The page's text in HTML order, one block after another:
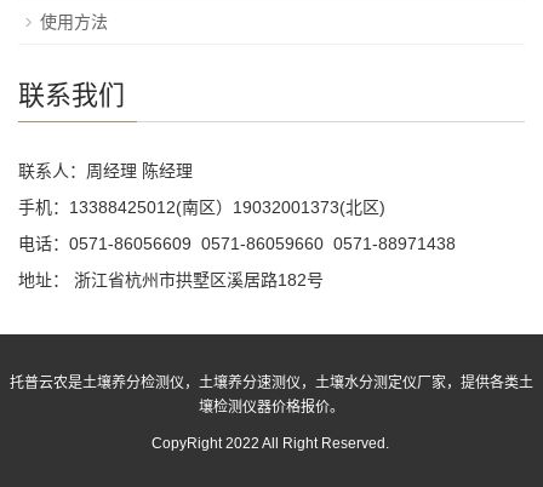
使用方法
联系我们
联系人：周经理 陈经理
手机：13388425012(南区）19032001373(北区)
电话：0571-86056609 0571-86059660 0571-88971438
地址： 浙江省杭州市拱墅区溪居路182号
托普云农是土壤养分检测仪，土壤养分速测仪，土壤水分测定仪厂家，提供各类土
壤检测仪器价格报价。
CopyRight 2022 All Right Reserved.